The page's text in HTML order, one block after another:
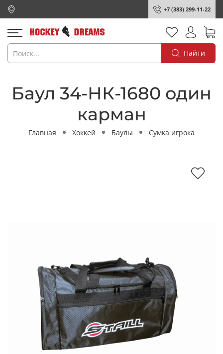
+7 (383) 299-11-22
Найти
Баул 34-НК-1680 один
карман
Главная Хоккей Баулы Сумка игрока